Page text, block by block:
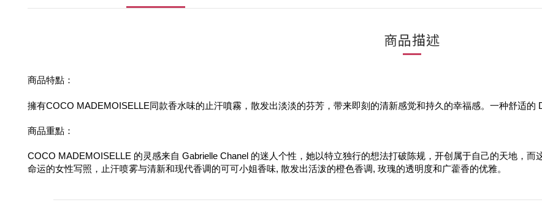
商品描述
商品特點：
擁有COCO MADEMOISELLE同款香水味的止汗噴霧，散发出淡淡的芬芳，带来即刻的清新感觉和持久的幸福感。一种舒适的
商品重點：
COCO MADEMOISELLE 的灵感来自 Gabrielle Chanel 的迷人个性，她以特立独行的想法打破陈规，开创属于自己的天地，
命运的女性写照，止汗喷雾与清新和现代香调的可可小姐香味, 散发出活泼的橙色香调, 玫瑰的透明度和广藿香的优雅。